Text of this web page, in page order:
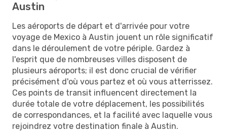
Austin
Les aéroports de départ et d'arrivée pour votre
voyage de Mexico à Austin jouent un rôle significatif
dans le déroulement de votre périple. Gardez à
l'esprit que de nombreuses villes disposent de
plusieurs aéroports; il est donc crucial de vérifier
précisément d'où vous partez et où vous atterrissez.
Ces points de transit influencent directement la
durée totale de votre déplacement, les possibilités
de correspondances, et la facilité avec laquelle vous
rejoindrez votre destination finale à Austin.